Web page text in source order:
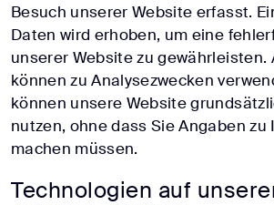
Besuch unserer Website erfasst.
Daten wird erhoben, um eine
unserer Website zu gewährleisten.
können zu Analysezwecken
können unsere Website
nutzen, ohne dass Sie Angaben zu
machen müssen.
Technologien auf